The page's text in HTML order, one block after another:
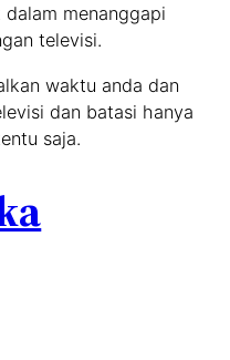
menanggapi
televisi.
waktu anda dan
dan batasi hanya
saja.